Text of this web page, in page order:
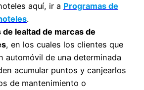
aquí, ir a Programas de
.
de lealtad de marcas de
, en los cuales los clientes que
automóvil de una determinada
acumular puntos y canjearlos
de mantenimiento o